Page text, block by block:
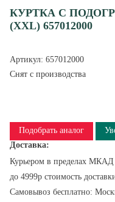
КУРТКА С
(XXL) 657012000
Артикул: 657012000
Снят с производства
Подобрать аналог
Доставка:
Курьером в пределах МКАД
до 4999р стоимость
Самовывоз бесплатно: